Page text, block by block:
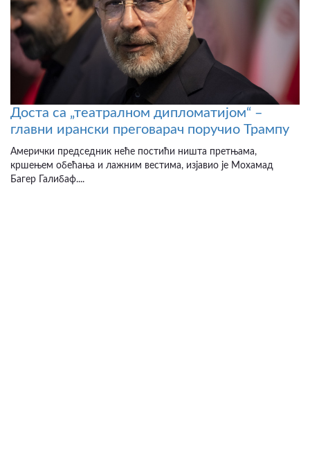
Доста са „театралном дипломатијом“ –
главни ирански преговарач поручио Трампу
Амерички председник неће постићи ништа претњама,
кршењем обећања и лажним вестима, изјавио је Мохамад
Багер Галибаф....